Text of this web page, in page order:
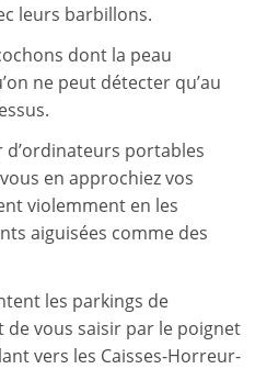
leurs barbillons.
dont la peau
ne peut détecter qu’au
d’ordinateurs portables
en approchiez vos
violemment en les
aiguisées comme des
les parkings de
vous saisir par le poignet
vers les Caisses-Horreur-